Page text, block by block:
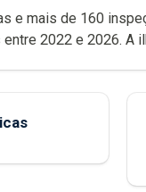
inspeções
e 2026. A ilha